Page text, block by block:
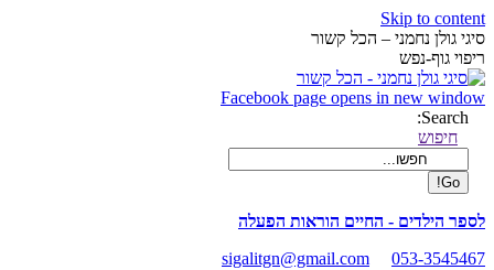
Skip to content
סיגי גולן נחמני – הכל קשור
ריפוי גוף-נפש
Facebook page opens in new window
Search:
חיפוש
לספר הילדים - החיים הוראות הפעלה
sigalitgn@gmail.com
053-3545467